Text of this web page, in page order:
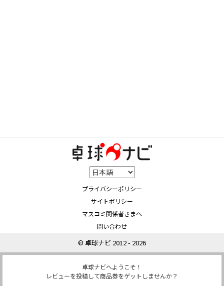
プライバシーポリシー
サイトポリシー
マスコミ関係者さまへ
問い合わせ
© 卓球ナビ 2012 - 2026
卓球ナビへようこそ！
レビューを投稿して商品券をゲットしませんか？